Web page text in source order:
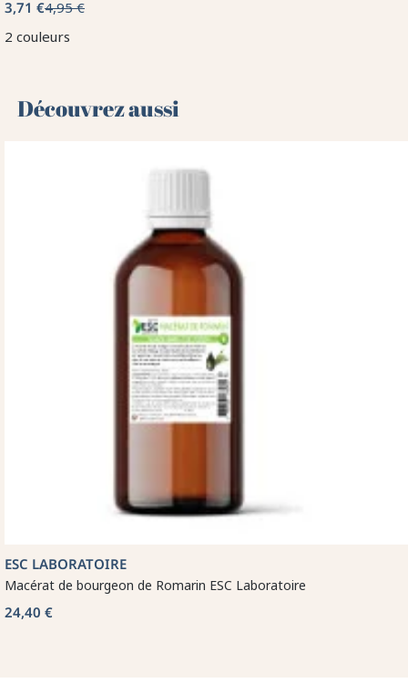
3,71 €4,95 €
2 couleurs
Découvrez aussi 🌻
ESC LABORATOIRE
Macérat de bourgeon de Romarin ESC Laboratoire
24,40 €